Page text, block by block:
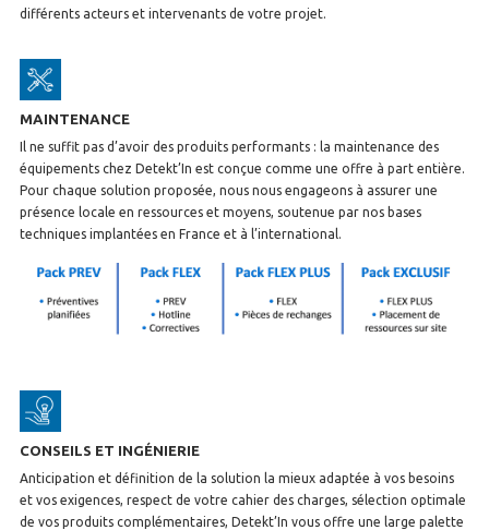
différents acteurs et intervenants de votre projet.
MAINTENANCE
Il ne suffit pas d’avoir des produits performants : la maintenance des
équipements chez Detekt’In est conçue comme une offre à part entière.
Pour chaque solution proposée, nous nous engageons à assurer une
présence locale en ressources et moyens, soutenue par nos bases
techniques implantées en France et à l’international.
CONSEILS ET INGÉNIERIE
Anticipation et définition de la solution la mieux adaptée à vos besoins
et vos exigences, respect de votre cahier des charges, sélection optimale
de vos produits complémentaires, Detekt’In vous offre une large palette